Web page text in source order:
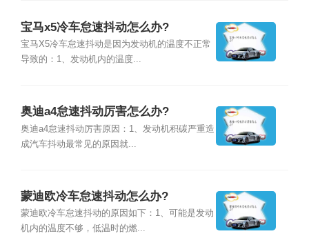
宝马x5冷车怠速抖动怎么办?
宝马X5冷车怠速抖动是因为发动机的温度不正常
导致的：1、发动机内的温度...
奥迪a4怠速抖动厉害怎么办?
奥迪a4怠速抖动厉害原因：1、发动机积碳严重造
成汽车抖动最常见的原因就...
蒙迪欧冷车怠速抖动怎么办?
蒙迪欧冷车怠速抖动的原因如下：1、可能是发动
机内的温度不够，低温时的燃...